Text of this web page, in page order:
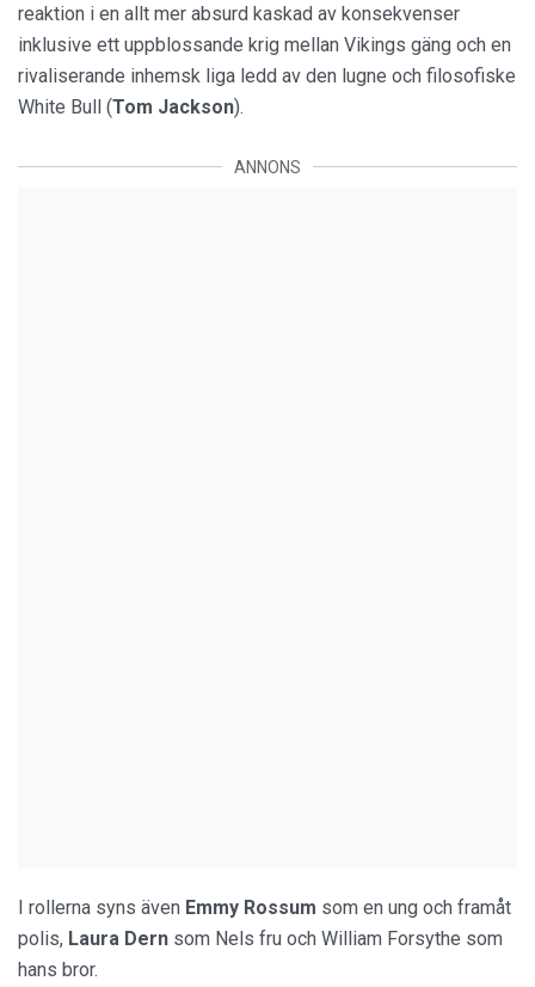
reaktion i en allt mer absurd kaskad av konsekvenser
inklusive ett uppblossande krig mellan Vikings gäng och en
rivaliserande inhemsk liga ledd av den lugne och filosofiske
White Bull (Tom Jackson).
ANNONS
I rollerna syns även Emmy Rossum som en ung och framåt
polis, Laura Dern som Nels fru och William Forsythe som
hans bror.